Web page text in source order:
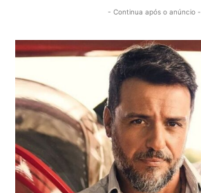
- Continua após o anúncio -